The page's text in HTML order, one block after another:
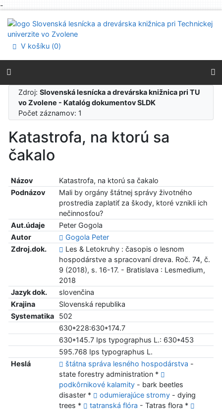
-
Prejsť na menu
Prehlásenie o webovej prístupnosti
V košíku (0)
Zdroj:Slovenská lesnícka a drevárska knižnica pri TU
vo Zvolene - Katalóg dokumentov SLDK
Počet záznamov: 1
Katastrofa, na ktorú sa
čakalo
Názov
Katastrofa, na ktorú sa čakalo
Podnázov
Mali by orgány štátnej správy životného
prostredia zaplatiť za škody, ktoré vznikli ich
nečinnosťou?
Aut.údaje
Peter Gogola
Autor
Gogola Peter
Zdroj.dok.
Les & Letokruhy : časopis o lesnom
hospodárstve a spracovaní dreva. Roč. 74, č.
9 (2018), s. 16-17. - Bratislava : Lesmedium,
2018
Jazyk dok.
slovenčina
Krajina
Slovenská republika
Systematika
502
630*228:630*174.7
630*145.7 Ips typographus L.: 630*453
595.768 Ips typographus L.
Heslá
štátna správa lesného hospodárstva -
state forestry administration *
podkôrnikové kalamity- bark beetles
disaster *
odumierajúce stromy- dying
trees *
tatranská flóra - Tatras flora *